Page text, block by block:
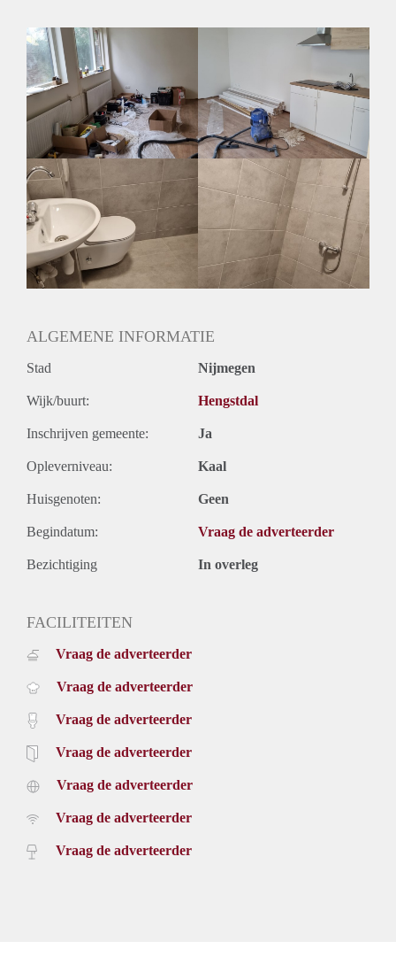
ALGEMENE INFORMATIE
Stad Nijmegen
Wijk/buurt: Hengstdal
Inschrijven gemeente: Ja
Opleverniveau: Kaal
Huisgenoten: Geen
Begindatum: Vraag de adverteerder
Bezichtiging In overleg
FACILITEITEN
Vraag de adverteerder
Vraag de adverteerder
Vraag de adverteerder
Vraag de adverteerder
Vraag de adverteerder
Vraag de adverteerder
Vraag de adverteerder